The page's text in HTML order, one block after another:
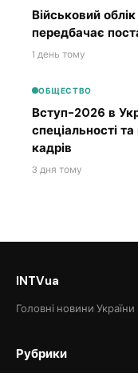
Військовий
передбачає
1 день тому
ОБЩЕСТВО
Вступ-2026 в
спеціальності
кадрів
3 дня тому
INTVua
Головні новини України
Рубрики